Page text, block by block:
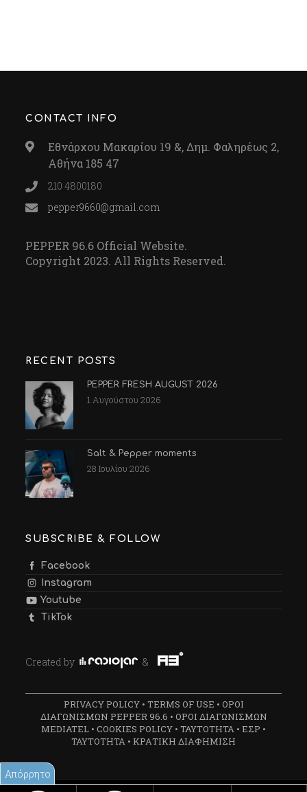
CONTACT INFO
Εθνάρχου Μακαρίου 19 &, Δημ. Φαληρέως 2,
Αθήνα 185 47
210 4800180
pepper9660@gmail.com
PEPPER 96.6 Official Website.
Copyright 2023. All Rights Reserved.
Απόρρητο
RECENT POSTS
PEPPER FRESH AUGUST 2026
1 Αυγούστου 2026
Salt & Pepper moments
28 Ιουλίου 2026
SUBSCRIBE & FOLLOW
Facebook
Instagram
Youtube
TikTok
Created by &
PRIVACY POLICY• TERMS OF USE • ΟΡΟΙ
ΔΙΑΓΩΝΙΣΜΩΝ PEPPER 96.6 • ΟΡΟΙ ΔΙΑΓΩΝΙΣΜΩΝ
MEDIATEL • COOKIES POLICY • ΤΑΥΤΟΤΗΤΑ • ΕΣΡ •
ΤΑΥΤΟΤΗΤΑ • ΚΡΑΤΙΚΗ ΔΙΑΦΗΜΙΣΗ